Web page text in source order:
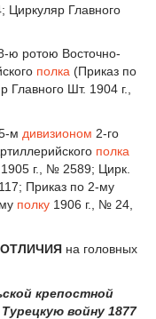
Циркуляр Главного
ю ротою Восточно-
полка (Приказ по
Главного Шт. 1904 г.,
м дивизионом 2-го
полка
г., № 2589; Цирк.
Приказ по 2-му
полку 1906 г., № 24,
на головных
крепостной
войну 1877